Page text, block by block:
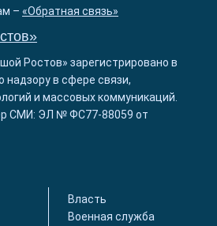
– «Обратная связь»
Ростов» зарегистрировано в
в сфере связи,
и массовых коммуникаций.
СМИ: ЭЛ № ФС77-88059 от
Власть
Военная служба